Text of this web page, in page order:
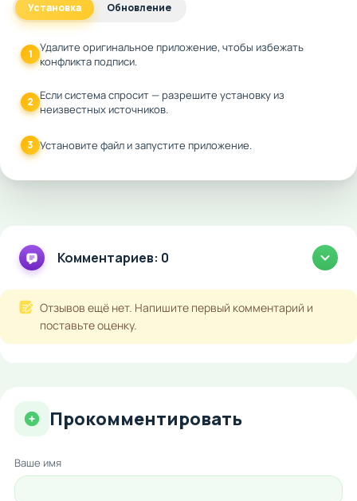
Установка Обновление
1 Удалите оригинальное приложение, чтобы избежать
конфликта подписи.
2 Если система спросит — разрешите установку из
неизвестных источников.
3 Установите файл и запустите приложение.
Комментариев: 0
Отзывов ещё нет. Напишите первый комментарий и
поставьте оценку.
Прокомментировать
Ваше имя